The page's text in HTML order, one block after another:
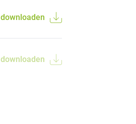
downloaden
downloaden